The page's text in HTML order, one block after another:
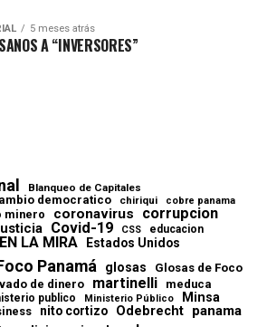
5 meses atrás
A “INVERSORES”
Blanqueo de Capitales
democratico chiriqui cobre panama
minero coronavirus corrupcion
Covid-19 CSS educacion
EN LA MIRA Estados Unidos
Panamá glosas Glosas de Foco
de dinero martinelli meduca
publico Ministerio Público Minsa
nito cortizo Odebrecht panama